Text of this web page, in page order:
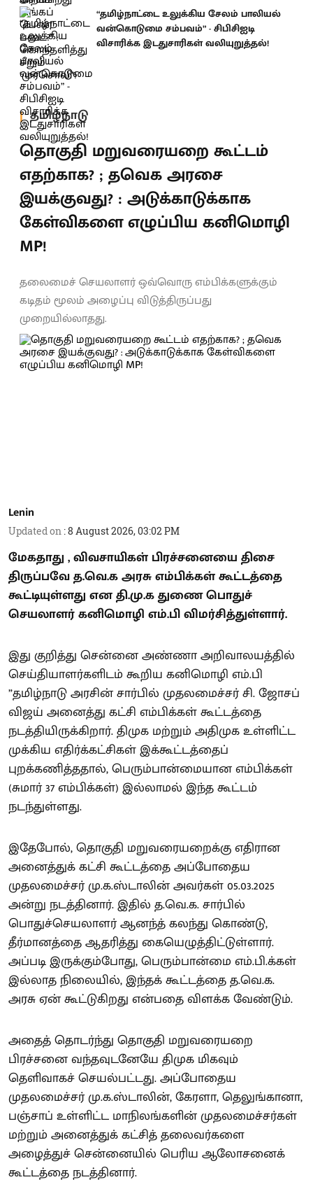
“தமிழ்நாட்டை உலுக்கிய சேலம் பாலியல்
வன்கொடுமை சம்பவம்” - சிபிசிஐடி
விசாரிக்க இடதுசாரிகள் வலியுறுத்தல்!
தமிழ்நாடு
தொகுதி மறுவரையறை கூட்டம்
எதற்காக? ; தவெக அரசை
இயக்குவது? : அடுக்காடுக்காக
கேள்விகளை எழுப்பிய கனிமொழி
MP!
தலைமைச் செயலாளர் ஒவ்வொரு எம்பிக்களுக்கும்
கடிதம் மூலம் அழைப்பு விடுத்திருப்பது
முறையில்லாதது.
Lenin
Updated on :8 August 2026, 03:02 PM
மேகதாது , விவசாயிகள் பிரச்சனையை திசை
திருப்பவே த.வெ.க அரசு எம்பிக்கள் கூட்டத்தை
கூட்டியுள்ளது என தி.மு.க துணை பொதுச்
செயலாளர் கனிமொழி எம்.பி விமர்சித்துள்ளார்.
இது குறித்து சென்னை அண்ணா அறிவாலயத்தில்
செய்தியாளர்களிடம் கூறிய கனிமொழி எம்.பி
”தமிழ்நாடு அரசின் சார்பில் முதலமைச்சர் சி. ஜோசப்
விஜய் அனைத்து கட்சி எம்பிக்கள் கூட்டத்தை
நடத்தியிருக்கிறார். திமுக மற்றும் அதிமுக உள்ளிட்ட
முக்கிய எதிர்க்கட்சிகள் இக்கூட்டத்தைப்
புறக்கணித்ததால், பெரும்பான்மையான எம்பிக்கள்
(சுமார் 37 எம்பிக்கள்) இல்லாமல் இந்த கூட்டம்
நடந்துள்ளது.
இதேபோல், தொகுதி மறுவரையறைக்கு எதிரான
அனைத்துக் கட்சி கூட்டத்தை அப்போதைய
முதலமைச்சர் மு.க.ஸ்டாலின் அவர்கள் 05.03.2025
அன்று நடத்தினார். இதில் த.வெ.க. சார்பில்
பொதுச்செயலாளர் ஆனந்த் கலந்து கொண்டு,
தீர்மானத்தை ஆதரித்து கையெழுத்திட்டுள்ளார்.
அப்படி இருக்கும்போது, பெரும்பான்மை எம்.பி.க்கள்
இல்லாத நிலையில், இந்தக் கூட்டத்தை த.வெ.க.
அரசு ஏன் கூட்டுகிறது என்பதை விளக்க வேண்டும்.
அதைத் தொடர்ந்து தொகுதி மறுவரையறை
பிரச்சனை வந்தவுடனேயே திமுக மிகவும்
தெளிவாகச் செயல்பட்டது. அப்போதைய
முதலமைச்சர் மு.க.ஸ்டாலின், கேரளா, தெலுங்கானா,
பஞ்சாப் உள்ளிட்ட மாநிலங்களின் முதலமைச்சர்கள்
மற்றும் அனைத்துக் கட்சித் தலைவர்களை
அழைத்துச் சென்னையில் பெரிய ஆலோசனைக்
கூட்டத்தை நடத்தினார்.